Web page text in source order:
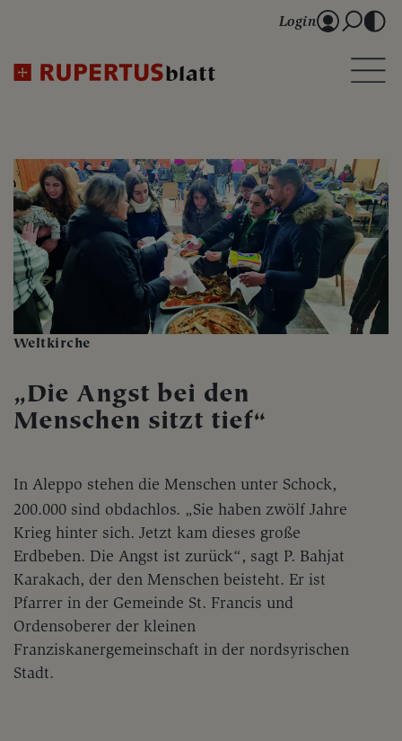
Login
Weltkirche
„Die Angst bei den
Menschen sitzt tief“
In Aleppo stehen die Menschen unter Schock,
200.000 sind obdachlos. „Sie haben zwölf Jahre
Krieg hinter sich. Jetzt kam dieses große
Erdbeben. Die Angst ist zurück“, sagt P. Bahjat
Karakach, der den Menschen beisteht. Er ist
Pfarrer in der Gemeinde St. Francis und
Ordensoberer der kleinen
Franziskanergemeinschaft in der nordsyrischen
Stadt.